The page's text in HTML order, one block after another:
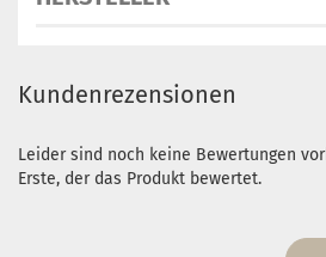
Kundenrezensionen
Leider sind noch keine Bewertungen
Erste, der das Produkt bewertet.